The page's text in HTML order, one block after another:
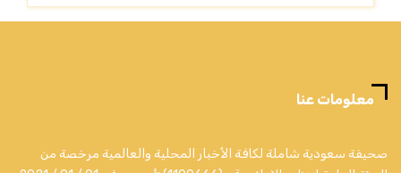
معلومات عنا
صحيفة سعودية شاملة لكافة الأخبار المحلية والعالمية مرخصة من